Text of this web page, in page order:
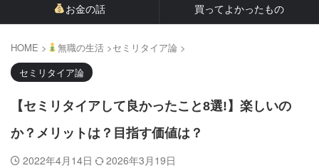
お金の話 買ってよかったもの
HOME > 無職の生活 >セミリタイア論 >
セミリタイア論
【セミリタイアして良かったこと8選!】楽しいの
か？メリットは？目指す価値は？
2022年4月14日
2026年3月19日